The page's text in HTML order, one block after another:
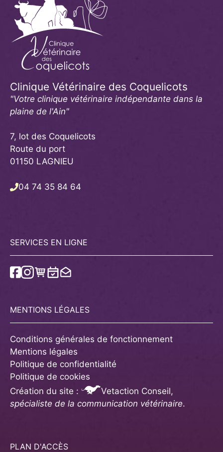
Clinique Vétérinaire des Coquelicots
"Votre clinique vétérinaire indépendante dans la
plaine de l'Ain"
7, lot des Coquelicots
Route du port
01150 LAGNIEU
04 74 35 84 64
SERVICES EN LIGNE
MENTIONS LÉGALES
Conditions générales de fonctionnement
Mentions légales
Politique de confidentialité
Politique de cookies
Création du site :
Vetaction Conseil,
spécialiste de la communication vétérinaire.
PLAN D'ACCÈS